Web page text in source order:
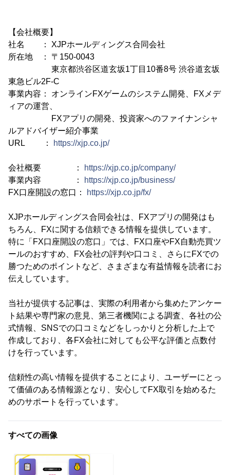
【会社概要】
社名 ： XJPホールディングス合同会社
所在地 ： 〒150-0043
東京都渋谷区道玄坂1丁目10番8号 渋谷道玄坂
東急ビル2F-C
事業内容： オンラインFXゲームのシステム開発、FXメデ
ィアの運営、
FXアプリの開発、投資家へのファイナンシャ
ルアドバイザー紹介事業
URL ：
https://xjp.co.jp/
会社概要 ：
https://xjp.co.jp/company/
事業内容 ：
https://xjp.co.jp/business/
FX口座開設の窓口：
https://xjp.co.jp/fx/
XJPホールディングス合同会社は、FXアプリの開発はも
ちろん、FXに関する信頼できる情報を提供しています。
特に「FX口座開設の窓口」では、FX口座やFX自動売買ツ
ールのおすすめ、FX会社の評判や口コミ、さらにFXでの
勝つためのポイントなど、さまざまな有益情報を読者にお
伝えしています。
当社が提供する記事は、実際の利用者から集めたアンケー
ト結果や専門家の意見、第三者機関による調査、各社の公
式情報、SNSでの口コミなどをしっかりと分析した上で
作成しており、各FX会社に対しても公平な評価と点数付
けを行っています。
信頼性の高い情報を提供することにより、ユーザーにとっ
て価値のある情報源となり、安心してFX取引を始めるた
めのサポートを行っています。
すべての画像